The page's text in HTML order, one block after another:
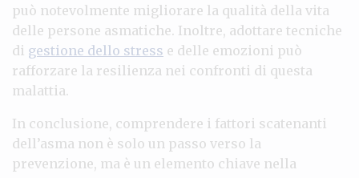
può notevolmente migliorare la qualità della vita
delle persone asmatiche. Inoltre, adottare tecniche
di gestione dello stress e delle emozioni può
rafforzare la resilienza nei confronti di questa
malattia.
In conclusione, comprendere i fattori scatenanti
dell’asma non è solo un passo verso la
prevenzione, ma è un elemento chiave nella